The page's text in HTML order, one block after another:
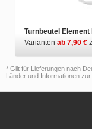
Turnbeutel Element
Varianten ab 7,90 €
* Gilt für Lieferungen nach
Länder und Informationen